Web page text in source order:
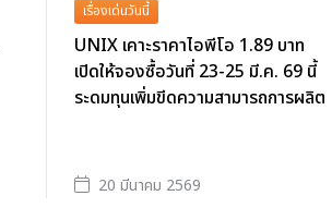
เรื่องเด่นวันนี้
UNIX เคาะราคาไอพีโอ 1.89 บาท
เปิดให้จองซื้อวันที่ 23-25 มี.ค. 69 นี้
ระดมทุนเพิ่มขีดความสามารถการผลิต
20 มีนาคม 2569